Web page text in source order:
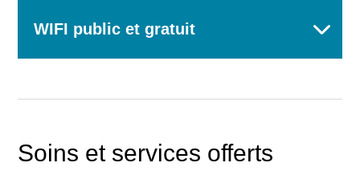
WIFI public et gratuit
Soins et services offerts